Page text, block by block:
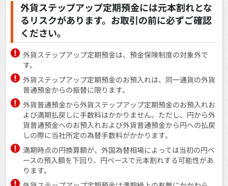
外貨ステップアップ定期預金には元本割れとな
るリスクがあります。お取引の前に必ずご確認
ください。
外貨ステップアップ定期預金は、預金保険制度の対象外で
す。
外貨ステップアップ定期預金のお預入れは、同一通貨の外貨
普通預金からの振替に限ります。
外貨普通預金から外貨ステップアップ定期預金のお預入れお
よび満期払戻しに手数料はかかりません。ただし、円から外
貨普通預金へのお預入れおよび外貨普通預金から円への払戻
しの際に当社所定の為替手数料がかかります。
満期時点の円換算額が、外国為替相場によっては当初の円ベ
ースの預入額を下回り、円ベースで元本割れする可能性があ
ります。